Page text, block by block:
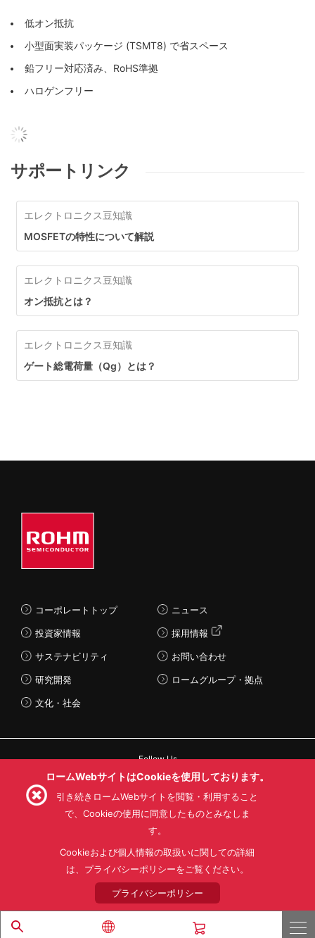
低オン抵抗
小型面実装パッケージ (TSMT8) で省スペース
鉛フリー対応済み、RoHS準拠
ハロゲンフリー
サポートリンク
エレクトロニクス豆知識
MOSFETの特性について解説
エレクトロニクス豆知識
オン抵抗とは？
エレクトロニクス豆知識
ゲート総電荷量（Qg）とは？
コーポレートトップ
投資家情報
サステナビリティ
研究開発
文化・社会
ニュース
採用情報
お問い合わせ
ロームグループ・拠点
Follow Us
利用目的
プライバシーポリシー
サイトマップ
ローム製品の販売に関する標準契約条件書(PDF)
© 1997 - 2026 ROHM CO., LTD. ALL RIGHTS RESERVED.
ロームWebサイトはCookieを使用しております。
引き続きロームWebサイトを閲覧・利用すること
で、Cookieの使用に同意したものとみなしま
す。
Cookieおよび個人情報の取扱いに関しての詳細
は、プライバシーポリシーをご覧ください。
プライバシーポリシー